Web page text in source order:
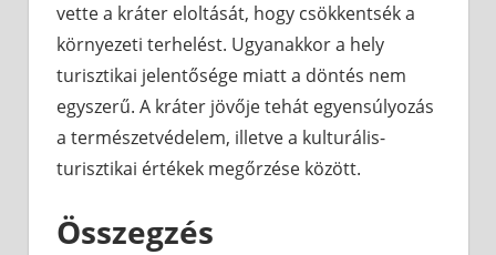
vette a kráter eloltását, hogy csökkentsék a
környezeti terhelést. Ugyanakkor a hely
turisztikai jelentősége miatt a döntés nem
egyszerű. A kráter jövője tehát egyensúlyozás
a természetvédelem, illetve a kulturális-
turisztikai értékek megőrzése között.
Összegzés